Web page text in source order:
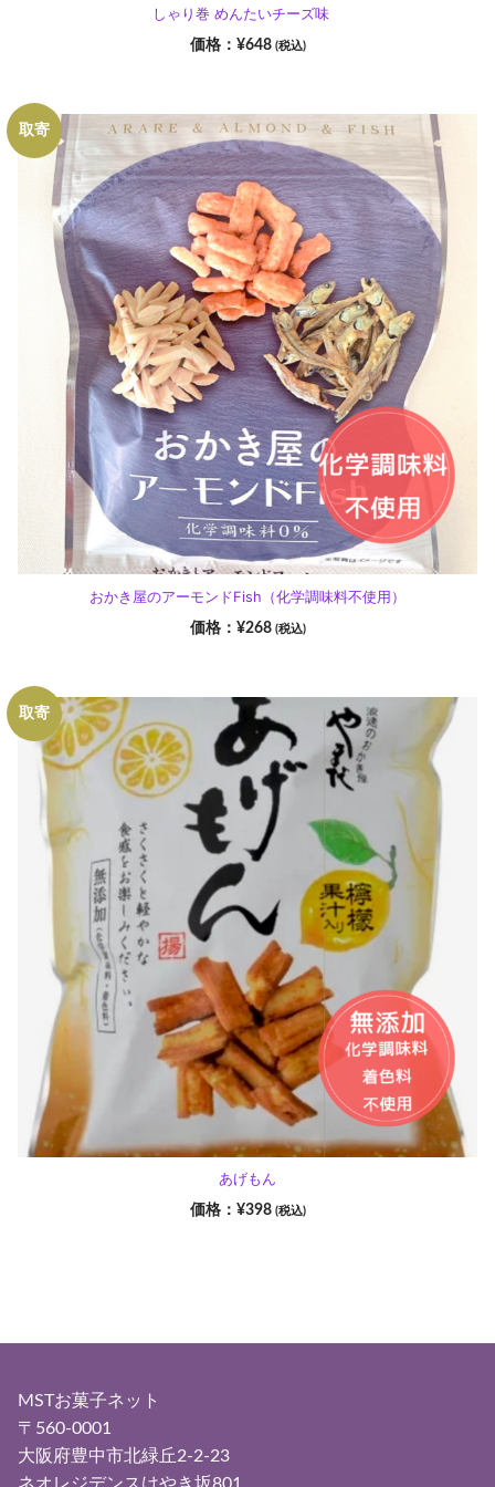
しゃり巻 めんたいチーズ味
¥648 (税込)
取寄
おかき屋のアーモンドFish（化学調味料不使用）
¥268 (税込)
取寄
あげもん
¥398 (税込)
MSTお菓子ネット
〒560-0001
大阪府豊中市北緑丘2-2-23